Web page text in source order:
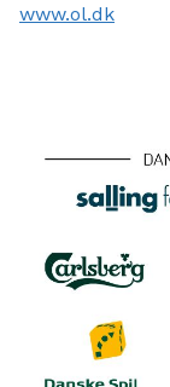
www.ol.dk